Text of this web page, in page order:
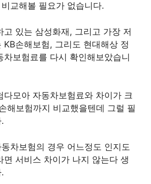
교해볼 필요가 없습니다.
고 있는 삼성화재, 그리고 가장 저
KB손해보험, 그리도 현대해상 정
차보험료를 다시 확인해보았습니
다모아 자동차보험료와 차이가 크
해보험까지 비교했을텐데 그럴 필
차보험의 경우 어느정도 인지도
면 서비스 차이가 나지 않는다 생